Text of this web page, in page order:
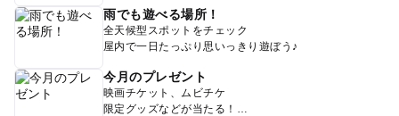
雨でも遊べる場所！
全天候型スポットをチェック
屋内で一日たっぷり思いっきり遊ぼう♪
今月のプレゼント
映画チケット、ムビチケ
限定グッズなどが当たる！